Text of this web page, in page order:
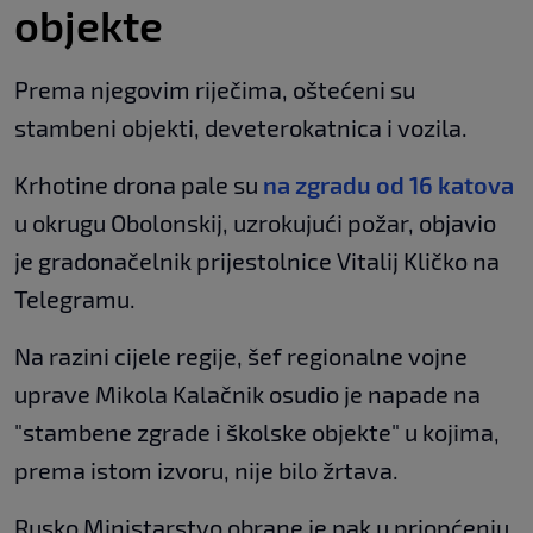
objekte
Prema njegovim riječima, oštećeni su
stambeni objekti, deveterokatnica i vozila.
Krhotine drona pale su na zgradu od 16 katova
u okrugu Obolonskij, uzrokujući požar, objavio
je gradonačelnik prijestolnice Vitalij Kličko na
Telegramu.
Na razini cijele regije, šef regionalne vojne
uprave Mikola Kalačnik osudio je napade na
"stambene zgrade i školske objekte" u kojima,
prema istom izvoru, nije bilo žrtava.